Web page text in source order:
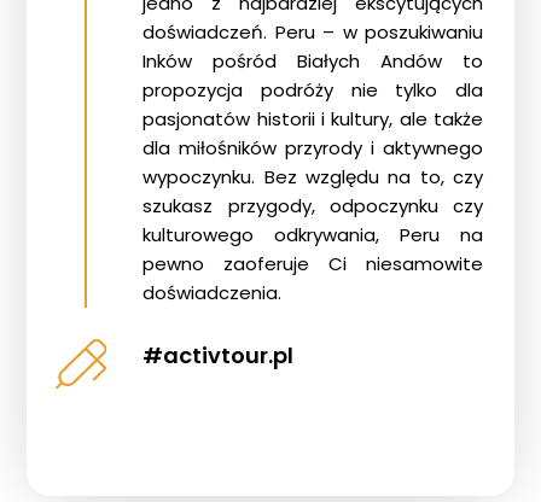
doświadczeń. Peru – w poszukiwaniu
Inków pośród Białych Andów to
propozycja podróży nie tylko dla
pasjonatów historii i kultury, ale także
dla miłośników przyrody i aktywnego
wypoczynku. Bez względu na to, czy
szukasz przygody, odpoczynku czy
kulturowego odkrywania, Peru na
pewno zaoferuje Ci niesamowite
doświadczenia.
#activtour.pl